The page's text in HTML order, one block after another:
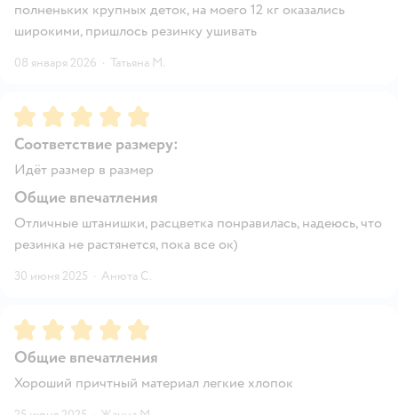
полненьких крупных деток, на моего 12 кг оказались
широкими, пришлось резинку ушивать
08 января 2026 · Татьяна М.
Рейтинг:5
Соответствие размеру:
Идёт размер в размер
Общие впечатления
Отличные штанишки, расцветка понравилась, надеюсь, что
резинка не растянется, пока все ок)
30 июня 2025 · Анюта С.
Рейтинг:5
Общие впечатления
Хороший причтный материал легкие хлопок